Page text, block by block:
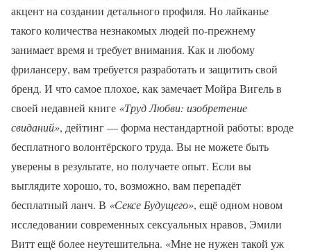
акцент на создании детального профиля. Но лайканье
такого количества незнакомых людей по-прежнему
занимает время и требует внимания. Как и любому
фрилансеру, вам требуется разработать и защитить свой
бренд. И что самое плохое, как замечает Мойра Вигель в
своей недавней книге «Труд Любви: изобретение
свиданий», дейтинг — форма нестандартной работы: вроде
бесплатного волонтёрского труда. Вы не можете быть
уверены в результате, но получаете опыт. Если вы
выглядите хорошо, то, возможно, вам перепадёт
бесплатный ланч. В «Сексе Будущего», ещё одном новом
исследовании современных сексуальных нравов, Эмили
Витт ещё более неутешительна. «Мне не нужен такой уж